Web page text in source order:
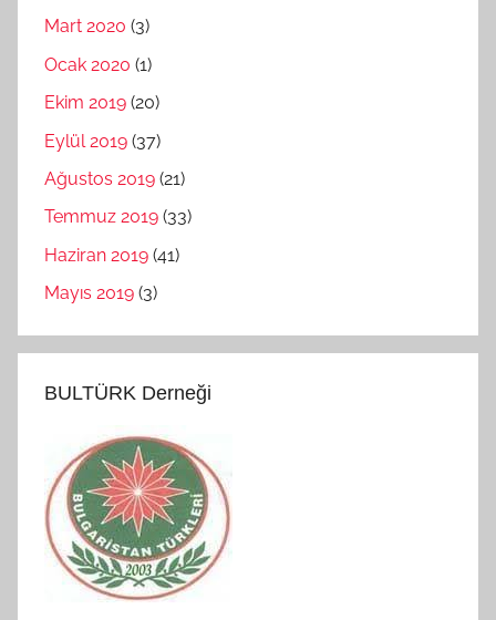
Mart 2020 (3)
Ocak 2020 (1)
Ekim 2019 (20)
Eylül 2019 (37)
Ağustos 2019 (21)
Temmuz 2019 (33)
Haziran 2019 (41)
Mayıs 2019 (3)
BULTÜRK Derneği